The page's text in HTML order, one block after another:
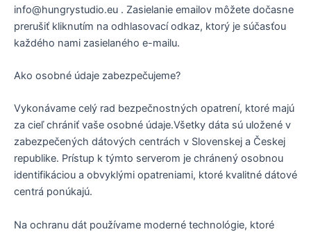
info@hungrystudio.eu . Zasielanie emailov môžete dočasne
prerušiť kliknutím na odhlasovací odkaz, ktorý je súčasťou
každého nami zasielaného e-mailu.
Ako osobné údaje zabezpečujeme?
Vykonávame celý rad bezpečnostných opatrení, ktoré majú
za cieľ chrániť vaše osobné údaje.Všetky dáta sú uložené v
zabezpečených dátových centrách v Slovenskej a Českej
republike. Prístup k týmto serverom je chránený osobnou
identifikáciou a obvyklými opatreniami, ktoré kvalitné dátové
centrá ponúkajú.
Na ochranu dát používame moderné technológie, ktoré